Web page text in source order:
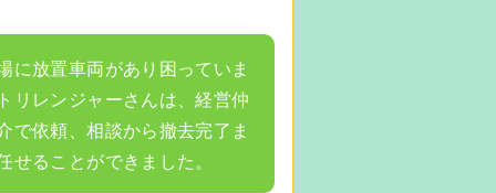
に放置車両があり困っていま
リレンジャーさんは、経営仲
で依頼、相談から撤去完了ま
せることができました。